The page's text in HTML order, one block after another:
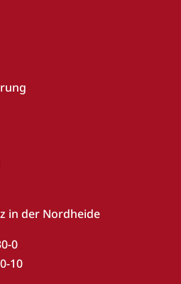
in der Nordheide
0
10